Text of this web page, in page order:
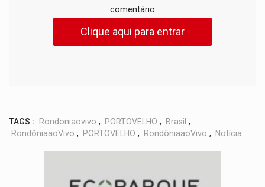
comentário
Clique aqui para entrar
TAGS : Rondoniaovivo , PORTOVELHO , Brasil ,
RondôniaaoVivo , PORTOVELHO , RondôniaaoVivo , Notícia